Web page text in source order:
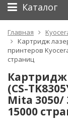
Каталог
Главная
Картридж
принтеров
страниц
Картридж
(CS-
Mita 3050/
15000